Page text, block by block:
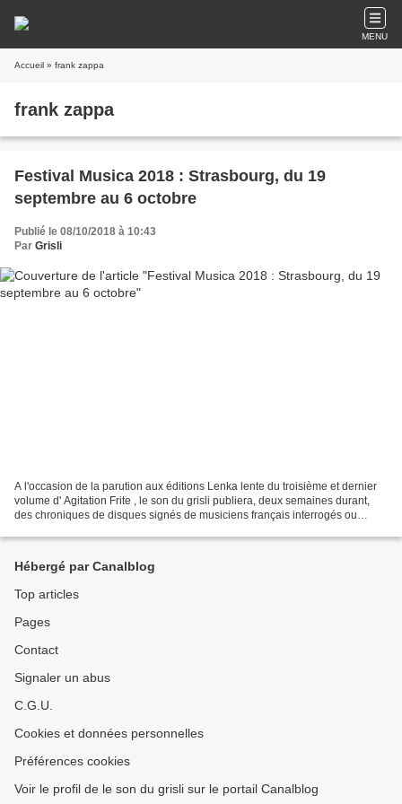
MENU
Accueil » frank zappa
frank zappa
Festival Musica 2018 : Strasbourg, du 19
septembre au 6 octobre
Publié le 08/10/2018 à 10:43
Par Grisli
A l'occasion de la parution aux éditions Lenka lente du troisième et dernier
volume d' Agitation Frite , le son du grisli publiera, deux semaines durant,
des chroniques de disques signés de musiciens français interrogés ou
Hébergé par Canalblog
Top articles
Pages
Contact
Signaler un abus
C.G.U.
Cookies et données personnelles
Préférences cookies
Voir le profil de le son du grisli sur le portail Canalblog